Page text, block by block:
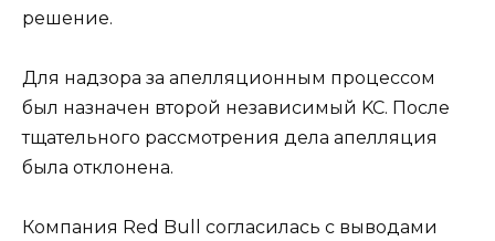
решение.
Для надзора за апелляционным процессом
был назначен второй независимый KC. После
тщательного рассмотрения дела апелляция
была отклонена.
Компания Red Bull согласилась с выводами